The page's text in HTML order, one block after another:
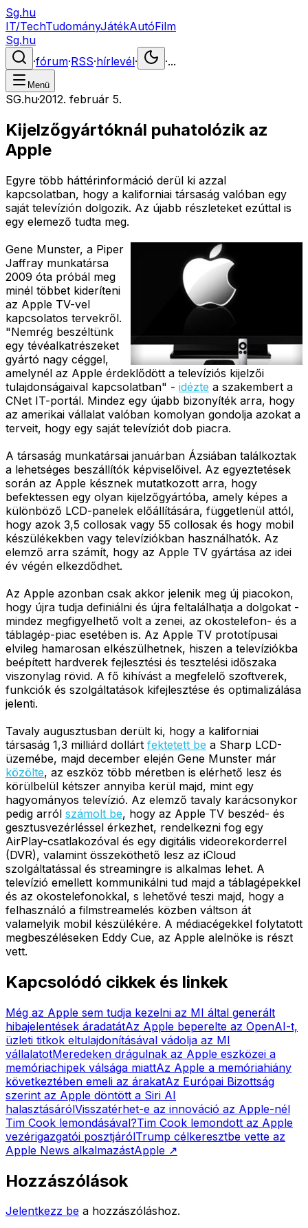
Sg.hu
IT/TechTudományJátékAutóFilm
Sg.hu
·fórum·RSS·hírlevél· ·...
Menü
SG.hu·2012. február 5.
Kijelzőgyártóknál puhatolózik az
Apple
Egyre több háttérinformáció derül ki azzal
kapcsolatban, hogy a kaliforniai társaság valóban egy
saját televízión dolgozik. Az újabb részleteket ezúttal is
egy elemező tudta meg.
Gene Munster, a Piper
Jaffray munkatársa
2009 óta próbál meg
minél többet kideríteni
az Apple TV-vel
kapcsolatos tervekről.
"Nemrég beszéltünk
egy tévéalkatrészeket
gyártó nagy céggel,
amelynél az Apple érdeklődött a televíziós kijelzői
tulajdonságaival kapcsolatban" - idézte a szakembert a
CNet IT-portál. Mindez egy újabb bizonyíték arra, hogy
az amerikai vállalat valóban komolyan gondolja azokat a
terveit, hogy egy saját televíziót dob piacra.
A társaság munkatársai januárban Ázsiában találkoztak
a lehetséges beszállítók képviselőivel. Az egyeztetések
során az Apple késznek mutatkozott arra, hogy
befektessen egy olyan kijelzőgyártóba, amely képes a
különböző LCD-panelek előállítására, függetlenül attól,
hogy azok 3,5 collosak vagy 55 collosak és hogy mobil
készülékekben vagy televíziókban használhatók. Az
elemző arra számít, hogy az Apple TV gyártása az idei
év végén elkezdődhet.
Az Apple azonban csak akkor jelenik meg új piacokon,
hogy újra tudja definiálni és újra feltalálhatja a dolgokat -
mindez megfigyelhető volt a zenei, az okostelefon- és a
táblagép-piac esetében is. Az Apple TV prototípusai
elvileg hamarosan elkészülhetnek, hiszen a televíziókba
beépített hardverek fejlesztési és tesztelési időszaka
viszonylag rövid. A fő kihívást a megfelelő szoftverek,
funkciók és szolgáltatások kifejlesztése és optimalizálása
jelenti.
Tavaly augusztusban derült ki, hogy a kaliforniai
társaság 1,3 milliárd dollárt fektetett be a Sharp LCD-
üzemébe, majd december elején Gene Munster már
közölte, az eszköz több méretben is elérhető lesz és
körülbelül kétszer annyiba kerül majd, mint egy
hagyományos televízió. Az elemző tavaly karácsonykor
pedig arról számolt be, hogy az Apple TV beszéd- és
gesztusvezérléssel érkezhet, rendelkezni fog egy
AirPlay-csatlakozóval és egy digitális videorekorderrel
(DVR), valamint összeköthető lesz az iCloud
szolgáltatással és streamingre is alkalmas lehet. A
televízió emellett kommunikálni tud majd a táblagépekkel
és az okostelefonokkal, s lehetővé teszi majd, hogy a
felhasználó a filmstreamelés közben váltson át
valamelyik mobil készülékére. A médiacégekkel folytatott
megbeszéléseken Eddy Cue, az Apple alelnöke is részt
vett.
Kapcsolódó cikkek és linkek
Még az Apple sem tudja kezelni az MI által generált
hibajelentések áradatátAz Apple beperelte az OpenAI-t,
üzleti titkok eltulajdonításával vádolja az MI
vállalatotMeredeken drágulnak az Apple eszközei a
memóriachipek válsága miattAz Apple a memóriahiány
következtében emeli az árakatAz Európai Bizottság
szerint az Apple döntött a Siri AI
halasztásárólVisszatérhet-e az innováció az Apple-nél
Tim Cook lemondásával?Tim Cook lemondott az Apple
vezérigazgatói posztjárólTrump célkeresztbe vette az
Apple News alkalmazástApple ↗
Hozzászólások
Jelentkezz be a hozzászóláshoz.